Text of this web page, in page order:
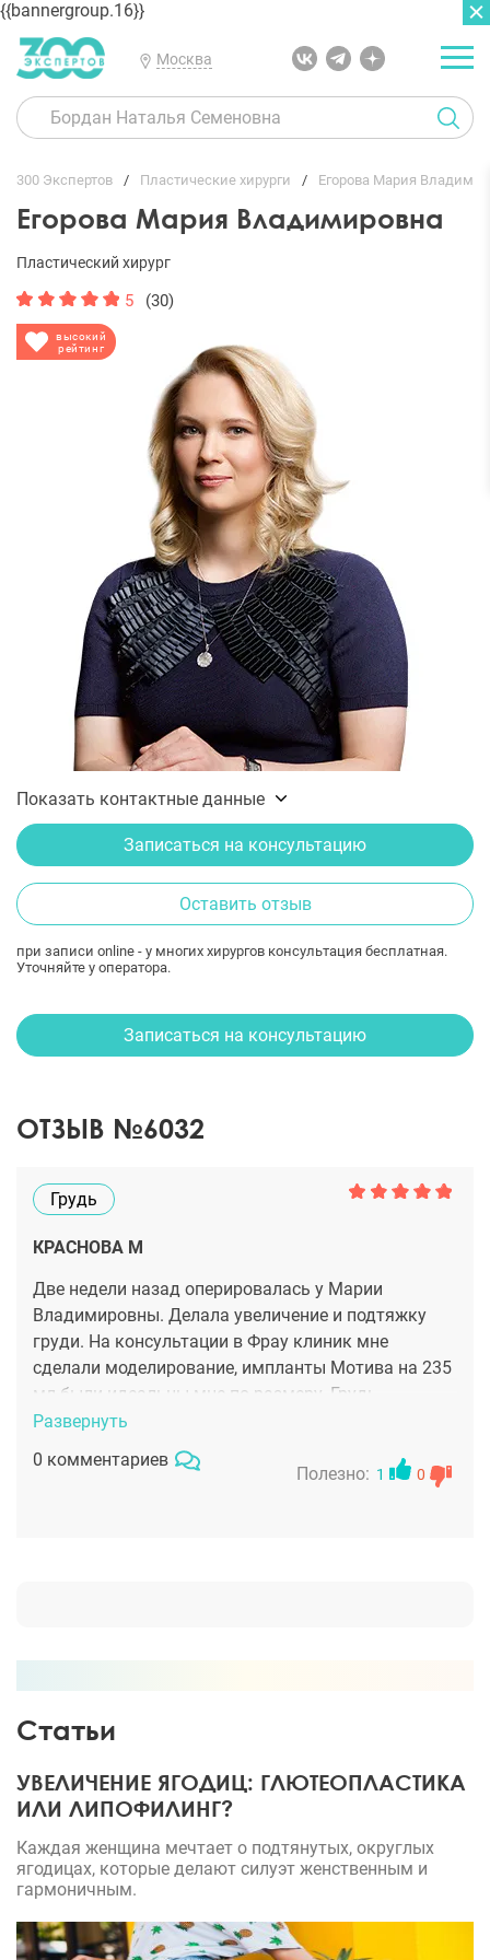
{{bannergroup.16}}
Москва
300 Экспертов Пластические хирурги Егорова Мария
Егорова Мария Владимировна
высокий
рейтинг
Пластический хирург
5 (30)
Показать контактные данные
Записаться на консультацию
Оставить отзыв
при записи online - у многих хирургов консультация бесплатная.
Уточняйте у оператора.
ГЛАВНАЯ ОТЗЫВЫ
Записаться на консультацию
ОТЗЫВ №6032
Грудь
КРАСНОВА М
Две недели назад оперировалась у Марии
Владимировны. Делала увеличение и подтяжку
груди. На консультации в Фрау клиник мне
сделали моделирование, импланты Мотива на 235
мл были идеальны мне по размеру. Грудь
большего размера просто выглядела бы не
естественно. На этом и остановились. После
операции я восстановилась очень быстро, сама
Развернуть
0 комментариев
Полезно: 1 0
Статьи
УВЕЛИЧЕНИЕ ЯГОДИЦ: ГЛЮТЕОПЛАСТИКА
ИЛИ ЛИПОФИЛИНГ?
Каждая женщина мечтает о подтянутых, округлых
ягодицах, которые делают силуэт женственным и
гармоничным.